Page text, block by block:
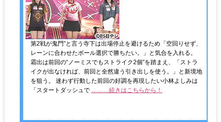
第2戦が鬼門”と言う寺下は出場停止を避けるため「空回りせず、
レーンに合わせたボール選択で勝ちたい。」と気合を入れる。
霜出は前回の“ノーミスでもストライク2個”を踏まえ、「ストラ
イクが出なければ、前回と全然違う引き出しを使う。」と新境地
を狙う。 迷わず行動した前回の好調を再現したい小林よしみは
「スタートダッシュで ………続きはこちらから！